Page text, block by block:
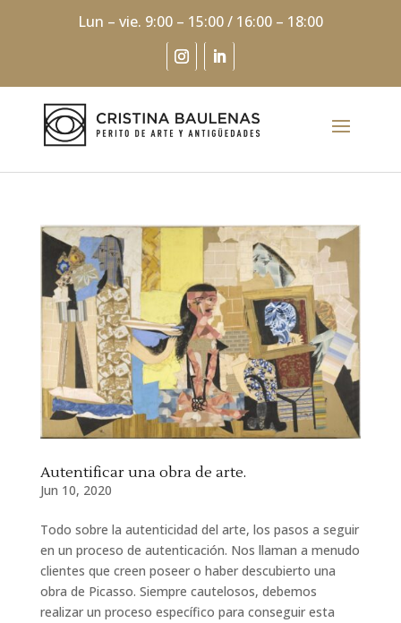
Lun – vie. 9:00 – 15:00 / 16:00 – 18:00
Autentificar una obra de arte.
Jun 10, 2020
Todo sobre la autenticidad del arte, los pasos a seguir
en un proceso de autenticación. Nos llaman a menudo
clientes que creen poseer o haber descubierto una
obra de Picasso. Siempre cautelosos, debemos
realizar un proceso específico para conseguir esta